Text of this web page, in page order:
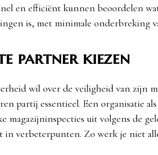
en efficiënt kunnen beoordelen
is, met minimale onderbreking
partner kiezen
wil over de veiligheid van zijn
partij essentieel. Een organisatie als
magazijninspecties uit volgens de
verbeterpunten. Zo werk je niet